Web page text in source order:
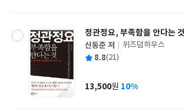
정관정요, 부족함을 안다는 것
글
쓴
신동준 저
출
사
위즈덤하우스
평 8.8(21)
가
13,500원 10%